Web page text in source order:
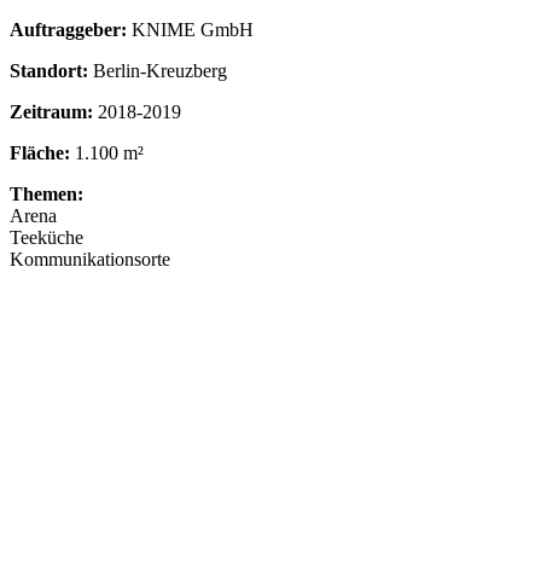
Auftraggeber: KNIME GmbH
Standort: Berlin-Kreuzberg
Zeitraum: 2018-2019
Fläche: 1.100 m²
Themen:
Arena
Teeküche
Kommunikationsorte